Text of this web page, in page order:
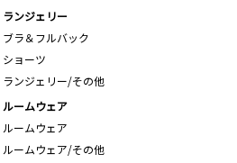
ランジェリー
ブラ＆フルバック
ショーツ
ランジェリー/その他
ルームウェア
ルームウェア
ルームウェア/その他